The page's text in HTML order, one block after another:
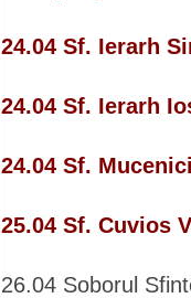
24.04 Sf. Ierarh
24.04 Sf. Ierarh
24.04 Sf.
25.04 Sf. Cuvios
26.04 Soborul